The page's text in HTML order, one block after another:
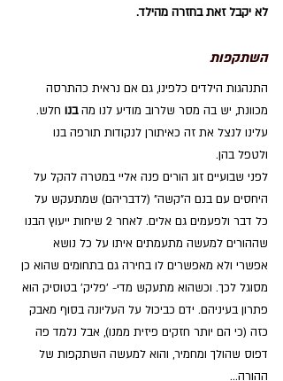
לא יקבל זאת בחזרה מהילד.
השתקפות
התנהגות הילדים כלפינו, גם אם נראית כהתרסה
מכוונת, יש בה מסר שלרוב מודיע לנו מה בנו חלש.
עלינו לנצל את זה כאיתורן לנקודות תורפה בנו
ולטפל בהן.
לפני שבועיים זוג הורים פנה אליי במטרה להקל על
היחסים עם בנם ה"קשה" (לדבריהם) שמתעקש על
כל דבר ולפעמים גם אלים. לאחר 2 שיחות ייעוץ הבנו
שההורים למעשה מתעמתים איתו על כל נושא
אפשרי ולא מאפשרים לו בחירה גם בתחומים שהוא כן
מסוגל לכך. וכשהוא מתעקש מדי- 'פליק' בטוסיק הוא
פתרון בעיניהם. ידם כביכול על העליונה בסוף מאבק
כזה (כי הם יותר חזקים פיזית ממנו), אבל נלמד פה
דפוס שהולך ומחמיר, והוא למעשה השתקפות של
ההורה...